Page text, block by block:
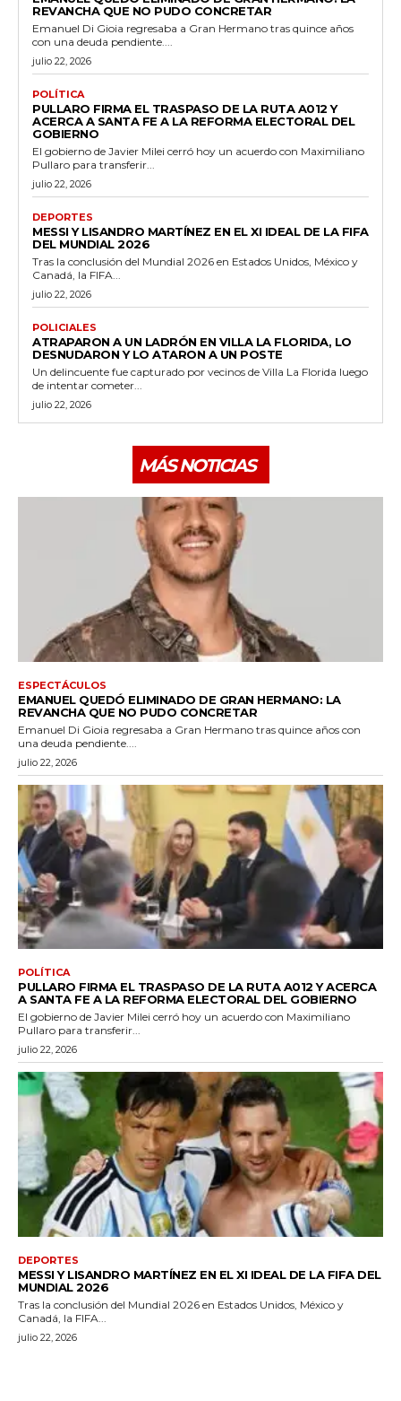
REVANCHA QUE NO PUDO CONCRETAR
Emanuel Di Gioia regresaba a Gran Hermano tras quince años
con una deuda pendiente....
julio 22, 2026
POLÍTICA
PULLARO FIRMA EL TRASPASO DE LA RUTA A012 Y
ACERCA A SANTA FE A LA REFORMA ELECTORAL DEL
GOBIERNO
El gobierno de Javier Milei cerró hoy un acuerdo con Maximiliano
Pullaro para transferir...
julio 22, 2026
DEPORTES
MESSI Y LISANDRO MARTÍNEZ EN EL XI IDEAL DE LA FIFA
DEL MUNDIAL 2026
Tras la conclusión del Mundial 2026 en Estados Unidos, México y
Canadá, la FIFA...
julio 22, 2026
POLICIALES
ATRAPARON A UN LADRÓN EN VILLA LA FLORIDA, LO
DESNUDARON Y LO ATARON A UN POSTE
Un delincuente fue capturado por vecinos de Villa La Florida luego
de intentar cometer...
julio 22, 2026
MÁS NOTICIAS
ESPECTÁCULOS
EMANUEL QUEDÓ ELIMINADO DE GRAN HERMANO: LA
REVANCHA QUE NO PUDO CONCRETAR
Emanuel Di Gioia regresaba a Gran Hermano tras quince años con
una deuda pendiente....
julio 22, 2026
POLÍTICA
PULLARO FIRMA EL TRASPASO DE LA RUTA A012 Y ACERCA
A SANTA FE A LA REFORMA ELECTORAL DEL GOBIERNO
El gobierno de Javier Milei cerró hoy un acuerdo con Maximiliano
Pullaro para transferir...
julio 22, 2026
DEPORTES
MESSI Y LISANDRO MARTÍNEZ EN EL XI IDEAL DE LA FIFA DEL
MUNDIAL 2026
Tras la conclusión del Mundial 2026 en Estados Unidos, México y
Canadá, la FIFA...
julio 22, 2026